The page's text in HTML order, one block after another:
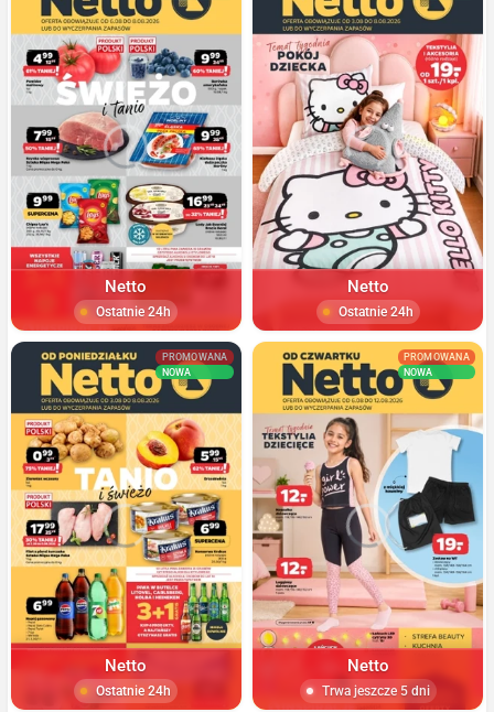
Netto
Ostatnie 24h
Netto
Ostatnie 24h
PROMOWANA
NOWA
Netto
Ostatnie 24h
PROMOWANA
NOWA
Netto
Trwa jeszcze 5 dni